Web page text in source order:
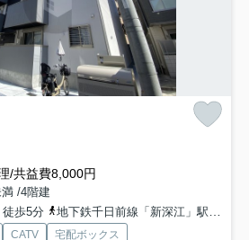
/共益費8,000円
/4階建
歩5分
地下鉄千日前線「新深江」駅 徒歩11分
CATV
宅配ボックス